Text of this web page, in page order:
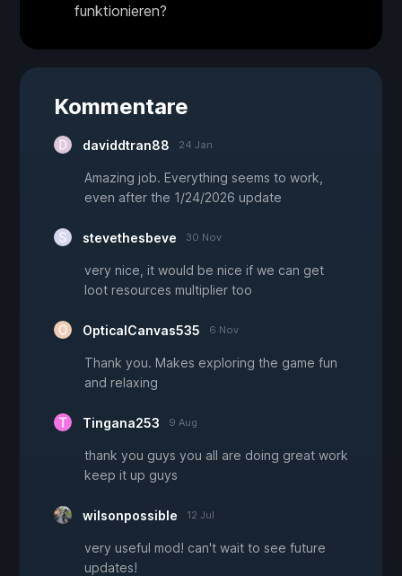
funktionieren?
Kommentare
daviddtran88 24 Jan
Amazing job. Everything seems to work,
even after the 1/24/2026 update
stevethesbeve 30 Nov
very nice, it would be nice if we can get
loot resources multiplier too
OpticalCanvas535 6 Nov
Thank you. Makes exploring the game fun
and relaxing
Tingana253 9 Aug
thank you guys you all are doing great work
keep it up guys
wilsonpossible 12 Jul
very useful mod! can't wait to see future
updates!